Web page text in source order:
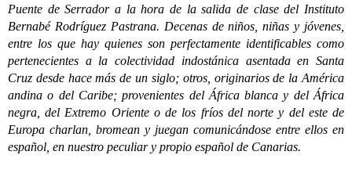
Puente de Serrador a la hora de la salida de clase del Instituto
Bernabé Rodríguez Pastrana. Decenas de niños, niñas y jóvenes,
entre los que hay quienes son perfectamente identificables como
pertenecientes a la colectividad indostánica asentada en Santa
Cruz desde hace más de un siglo; otros, originarios de la América
andina o del Caribe; provenientes del África blanca y del África
negra, del Extremo Oriente o de los fríos del norte y del este de
Europa charlan, bromean y juegan comunicándose entre ellos en
español, en nuestro peculiar y propio español de Canarias.